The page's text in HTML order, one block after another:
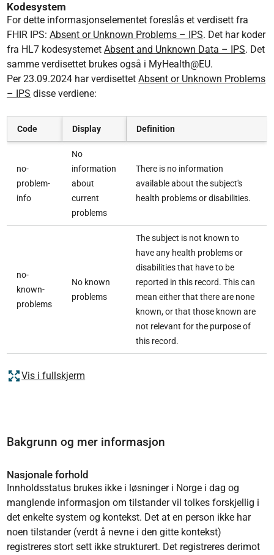
Kodesystem
For dette informasjonselementet foreslås et verdisett fra
FHIR IPS:Absent or Unknown Problems – IPS. Det har koder
fra HL7 kodesystemetAbsent and Unknown Data – IPS. Det
samme verdisettet brukes også i MyHealth@EU.
Per 23.09.2024 har verdisettetAbsent or Unknown Problems
– IPS disse verdiene:
Code Display Definition
no-
problem-
info
No
information
about
current
problems
There is no information
available about the subject's
health problems or disabilities.
no-
known-
problems
No known
problems
The subject is not known to
have any health problems or
disabilities that have to be
reported in this record. This can
mean either that there are none
known, or that those known are
not relevant for the purpose of
this record.
Vis i fullskjerm
Bakgrunn og mer informasjon
Nasjonale forhold
Innholdsstatus brukes ikke i løsninger i Norge i dag og
manglende informasjon om tilstander vil tolkes forskjellig i
det enkelte system og kontekst. Det at en person ikke har
noen tilstander (verdt å nevne i den gitte kontekst)
registreres stort sett ikke strukturert. Det registreres derimot